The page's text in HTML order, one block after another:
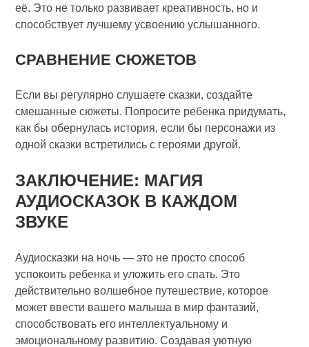
её. Это не только развивает креативность, но и
способствует лучшему усвоению услышанного.
СРАВНЕНИЕ СЮЖЕТОВ
Если вы регулярно слушаете сказки, создайте
смешанные сюжеты. Попросите ребенка придумать,
как бы обернулась история, если бы персонажи из
одной сказки встретились с героями другой.
ЗАКЛЮЧЕНИЕ: МАГИЯ
АУДИОСКАЗОК В КАЖДОМ
ЗВУКЕ
Аудиосказки на ночь — это не просто способ
успокоить ребенка и уложить его спать. Это
действительно волшебное путешествие, которое
может ввести вашего малыша в мир фантазий,
способствовать его интеллектуальному и
эмоциональному развитию. Создавая уютную